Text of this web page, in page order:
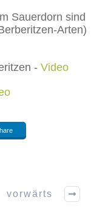
Sauerdorn sind
Arten)
- Video
vorwärts